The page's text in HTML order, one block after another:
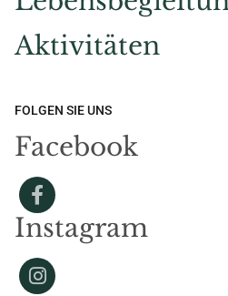
Aktivitäten
FOLGEN SIE UNS
Facebook
Instagram